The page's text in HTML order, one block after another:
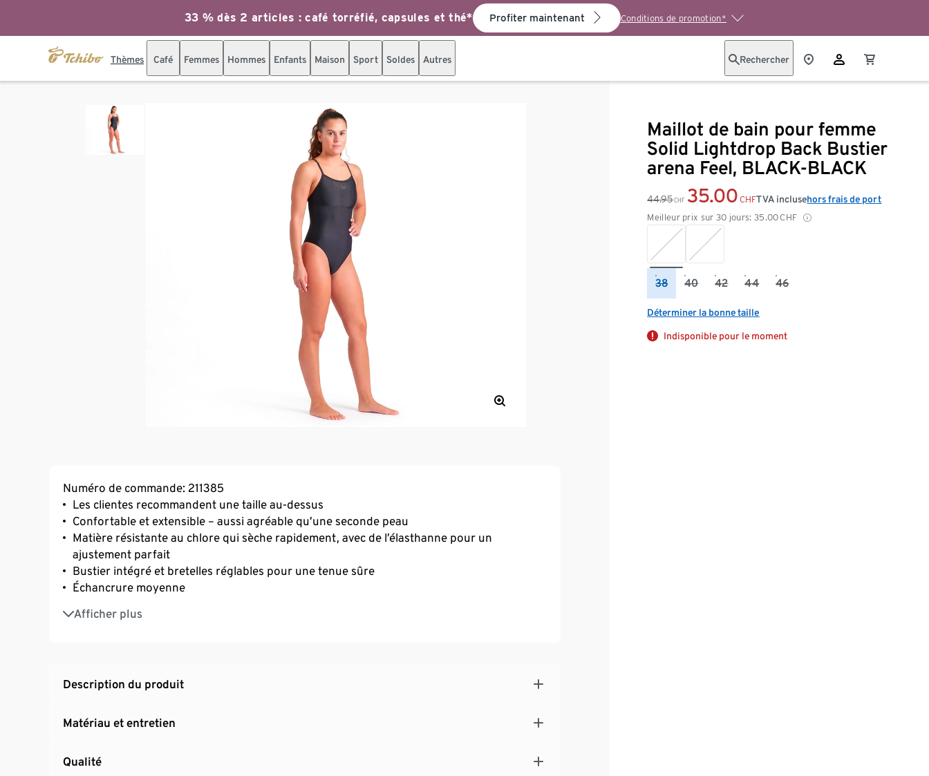
33 % dès 2 articles : café torréfié, capsules et thé* Profiter maintenant Conditions de promotion*
Thèmes Café Femmes Hommes Enfants Maison Sport Soldes Autres Rechercher
Maillot de bain pour femme
Solid Lightdrop Back Bustier
arena Feel, BLACK-BLACK
44.95 CHF 35.00 CHF
Meilleur prix sur 30 jours: 35.00CHF
TVA inclusehors frais de port
38 40 42 44 46
Déterminer la bonne taille
Indisponible pour le moment
Numéro de commande: 211385
Les clientes recommandent une taille au-dessus
Confortable et extensible – aussi agréable qu’une seconde peau
Matière résistante au chlore qui sèche rapidement, avec de l’élasthanne pour un
ajustement parfait
Bustier intégré et bretelles réglables pour une tenue sûre
Échancrure moyenne
Afficher plus
La matière principale de ce produit est certifiée OEKO-TEX® STANDARD 100
Avec du polyester recyclé
Description du produit
Matériau et entretien
Qualité